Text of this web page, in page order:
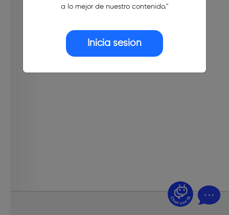
a lo mejor de nuestro contenido."
Inicia sesión